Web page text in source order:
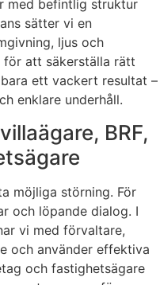
med befintlig struktur
sätter vi en
ljus och
att säkerställa rätt
ett vackert resultat –
enklare underhåll.
BRF,
möjliga störning. För
och löpande dialog. I
vi med förvaltare,
och använder effektiva
och fastighetsägare